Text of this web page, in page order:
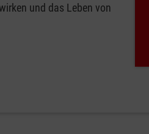
und das Leben von